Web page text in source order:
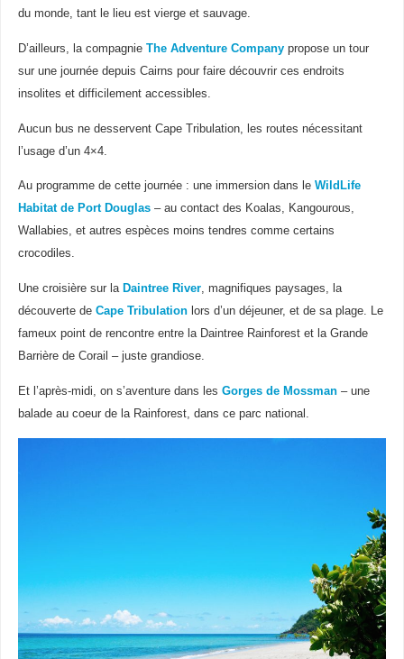
du monde, tant le lieu est vierge et sauvage.
D’ailleurs, la compagnie The Adventure Companypropose un tour
sur une journée depuis Cairns pour faire découvrir ces endroits
insolites et difficilement accessibles.
Aucun bus ne desservent Cape Tribulation, les routes nécessitant
l’usage d’un 4×4.
Au programme de cette journée : une immersion dans le WildLife
Habitat de Port Douglas– au contact des Koalas, Kangourous,
Wallabies, et autres espèces moins tendres comme certains
crocodiles.
Une croisière sur la Daintree River, magnifiques paysages, la
découverte de Cape Tribulationlors d’un déjeuner, et de sa plage. Le
fameux point de rencontre entre la Daintree Rainforest et la Grande
Barrière de Corail – juste grandiose.
Et l’après-midi, on s’aventure dans les Gorges de Mossman– une
balade au coeur de la Rainforest, dans ce parc national.